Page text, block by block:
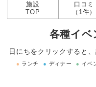
施設
TOP
口コミ
（1件）
各種イベ
日にちをクリックすると
● ランチ ● ディナー ● イベ